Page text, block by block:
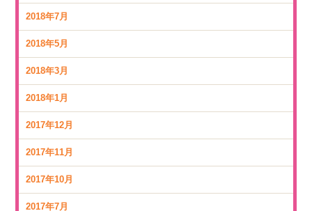
2018年7月
2018年5月
2018年3月
2018年1月
2017年12月
2017年11月
2017年10月
2017年7月